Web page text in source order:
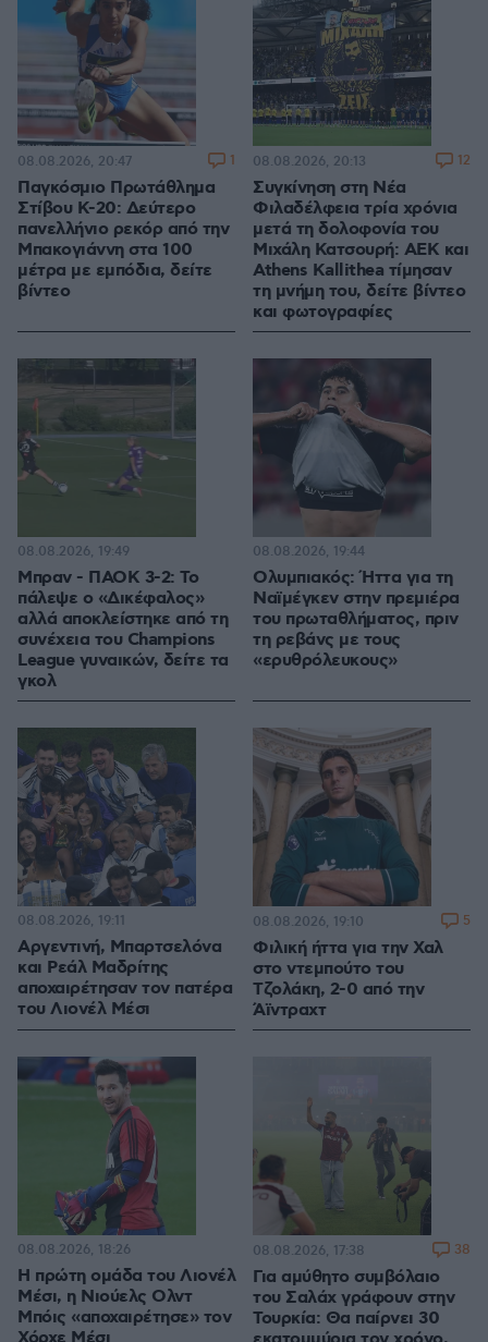
Παγκόσμιο Πρωτάθλημα
Στίβου Κ-20: Δεύτερο
πανελλήνιο ρεκόρ από την
Μπακογιάννη στα 100
μέτρα με εμπόδια, δείτε
βίντεο
08.08.2026, 20:47 1
Συγκίνηση στη Νέα
Φιλαδέλφεια τρία χρόνια
μετά τη δολοφονία του
Μιχάλη Κατσουρή: ΑΕΚ και
Athens Kallithea τίμησαν
τη μνήμη του, δείτε βίντεο
και φωτογραφίες
08.08.2026, 20:13 12
Μπραν - ΠΑΟΚ 3-2: Το
πάλεψε ο «Δικέφαλος»
αλλά αποκλείστηκε από τη
συνέχεια του Champions
League γυναικών, δείτε τα
γκολ
08.08.2026, 19:49
Ολυμπιακός: Ήττα για τη
Ναϊμέγκεν στην πρεμιέρα
του πρωταθλήματος, πριν
τη ρεβάνς με τους
«ερυθρόλευκους»
08.08.2026, 19:44
Αργεντινή, Μπαρτσελόνα
και Ρεάλ Μαδρίτης
αποχαιρέτησαν τον πατέρα
του Λιονέλ Μέσι
08.08.2026, 19:11
Φιλική ήττα για την Χαλ
στο ντεμπούτο του
Τζολάκη, 2-0 από την
Άϊντραχτ
08.08.2026, 19:10 5
Η πρώτη ομάδα του Λιονέλ
Μέσι, η Νιούελς Ολντ
Μπόις «αποχαιρέτησε» τον
08.08.2026, 18:26
Για αμύθητο συμβόλαιο
του Σαλάχ γράφουν στην
Τουρκία: Θα παίρνει 30
08.08.2026, 17:38 38